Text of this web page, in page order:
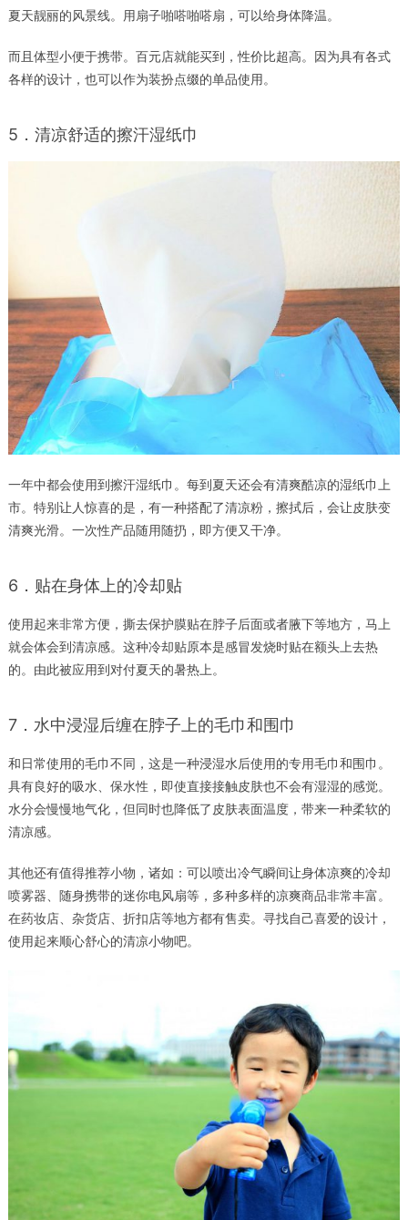
夏天靓丽的风景线。用扇子啪嗒啪嗒扇，可以给身体降温。
而且体型小便于携带。百元店就能买到，性价比超高。因为具有各式
各样的设计，也可以作为装扮点缀的单品使用。
5．清凉舒适的擦汗湿纸巾
一年中都会使用到擦汗湿纸巾。每到夏天还会有清爽酷凉的湿纸巾上
市。特别让人惊喜的是，有一种搭配了清凉粉，擦拭后，会让皮肤变
清爽光滑。一次性产品随用随扔，即方便又干净。
6．贴在身体上的冷却贴
使用起来非常方便，撕去保护膜贴在脖子后面或者腋下等地方，马上
就会体会到清凉感。这种冷却贴原本是感冒发烧时贴在额头上去热
的。由此被应用到对付夏天的暑热上。
7．水中浸湿后缠在脖子上的毛巾和围巾
和日常使用的毛巾不同，这是一种浸湿水后使用的专用毛巾和围巾。
具有良好的吸水、保水性，即使直接接触皮肤也不会有湿湿的感觉。
水分会慢慢地气化，但同时也降低了皮肤表面温度，带来一种柔软的
清凉感。
其他还有值得推荐小物，诸如：可以喷出冷气瞬间让身体凉爽的冷却
喷雾器、随身携带的迷你电风扇等，多种多样的凉爽商品非常丰富。
在药妆店、杂货店、折扣店等地方都有售卖。寻找自己喜爱的设计，
使用起来顺心舒心的清凉小物吧。